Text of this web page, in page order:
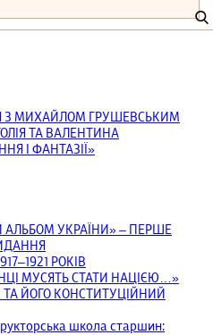
З МИХАЙЛОМ ГРУШЕВСЬКИМ
ТА ВАЛЕНТИНА
І ФАНТАЗІЇ»
АЛЬБОМ УКРАЇНИ» – ПЕРШЕ
РОКІВ
МУСЯТЬ СТАТИ НАЦІЄЮ…»
ЙОГО КОНСТИТУЦІЙНИЙ
школа старшин: